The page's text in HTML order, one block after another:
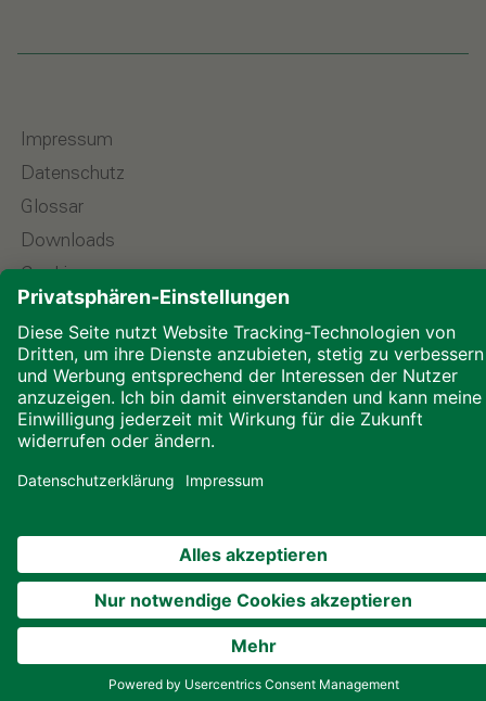
Impressum
Datenschutz
Glossar
Downloads
Cookies
© 2026 ALHO Systembau – Ein Unternehmen der
ALHO Gruppe